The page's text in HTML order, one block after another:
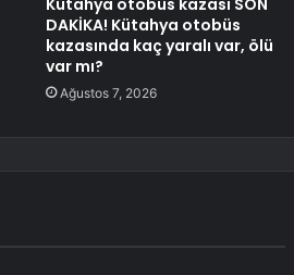
Kütahya otobüs kazası SON
DAKİKA! Kütahya otobüs
kazasında kaç yaralı var, ölü
var mı?
Ağustos 7, 2026